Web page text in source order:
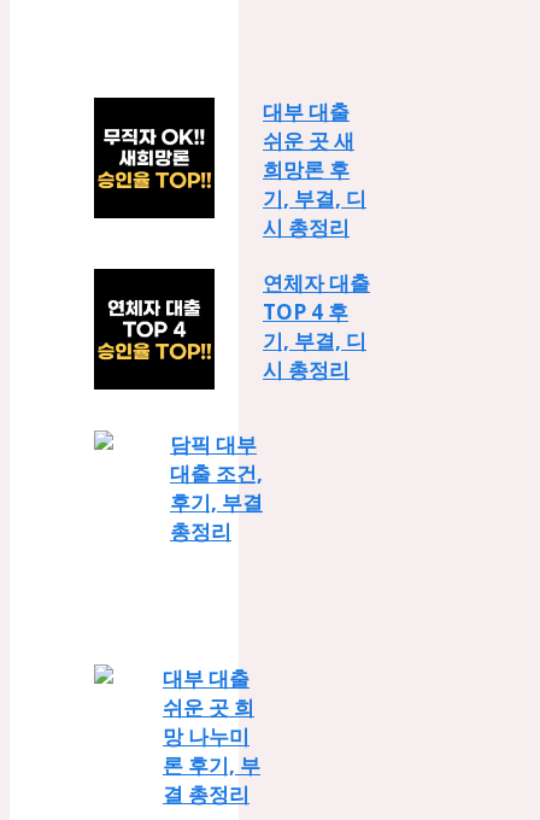
대부 대출
쉬운 곳 새
희망론 후
기, 부결, 디
시 총정리
연체자 대출
TOP 4 후
기, 부결, 디
시 총정리
담픽 대부
대출 조건,
후기, 부결
총정리
대부 대출
쉬운 곳 희
망 나누미
론 후기, 부
결 총정리